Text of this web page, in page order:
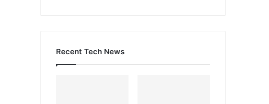
Recent Tech News